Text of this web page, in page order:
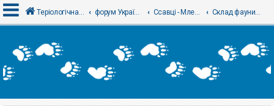
х
і
Теріологічна школа форум Українського теріологічного товариства Ссавці - Млекопитающие Склад фауни, таксономія і номенклатура